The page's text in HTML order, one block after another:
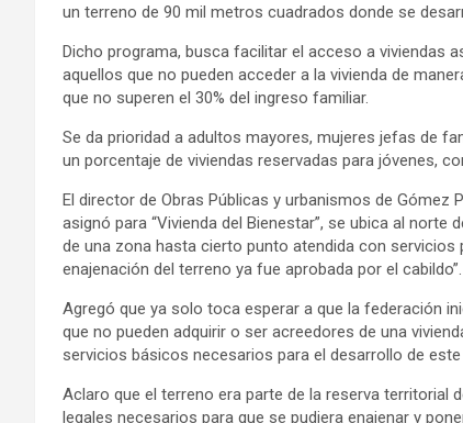
un terreno de 90 mil metros cuadrados donde se
Dicho programa, busca facilitar el acceso a viviendas
aquellos que no pueden acceder a la vivienda de
que no superen el 30% del ingreso familiar.
Se da prioridad a adultos mayores, mujeres jefas de
un porcentaje de viviendas reservadas para jóvenes,
El director de Obras Públicas y urbanismos de Gómez
asignó para “Vivienda del Bienestar”, se ubica al
de una zona hasta cierto punto atendida con
enajenación del terreno ya fue aprobada por el cabildo”.
Agregó que ya solo toca esperar a que la federación
que no pueden adquirir o ser acreedores de una
servicios básicos necesarios para el desarrollo de
Aclaro que el terreno era parte de la reserva territorial
legales necesarios para que se pudiera enajenar y